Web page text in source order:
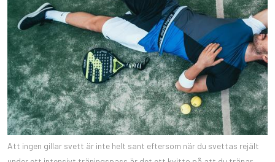
Att ingen gillar svett är inte helt sant eftersom när du svettas rejält